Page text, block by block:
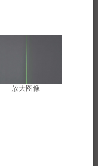
放大图像